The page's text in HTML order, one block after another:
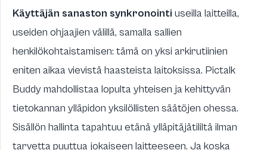
Käyttäjän sanaston synkronointi useilla laitteilla,
useiden ohjaajien välillä, samalla sallien
henkilökohtaistamisen: tämä on yksi arkirutiinien
eniten aikaa vievistä haasteista laitoksissa. Pictalk
Buddy mahdollistaa lopulta yhteisen ja kehittyvän
tietokannan ylläpidon yksilöllisten säätöjen ohessa.
Sisällön hallinta tapahtuu etänä ylläpitäjätililtä ilman
tarvetta puuttua jokaiseen laitteeseen. Ja koska